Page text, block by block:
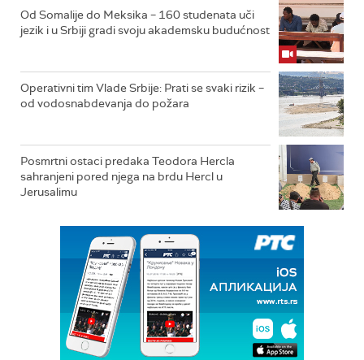
Od Somalije do Meksika – 160 studenata uči
jezik i u Srbiji gradi svoju akademsku budućnost
Operativni tim Vlade Srbije: Prati se svaki rizik –
od vodosnabdevanja do požara
Posmrtni ostaci predaka Teodora Hercla
sahranjeni pored njega na brdu Hercl u
Jerusalimu